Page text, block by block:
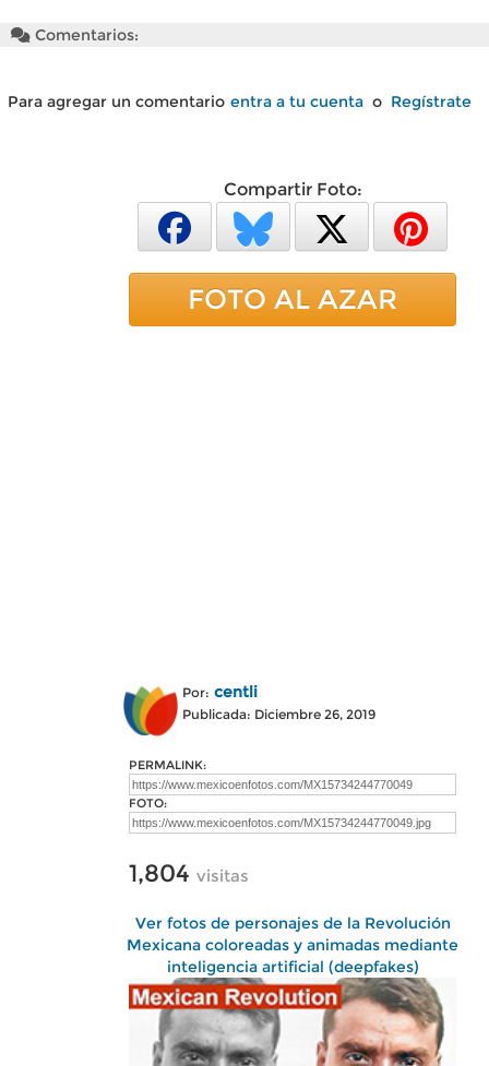
Comentarios:
Para agregar un comentario entra a tu cuenta o Regístrate
Compartir Foto:
FOTO AL AZAR
Por: centli
Publicada: Diciembre 26, 2019
PERMALINK:
FOTO:
1,804 visitas
Ver fotos de personajes de la Revolución
Mexicana coloreadas y animadas mediante
inteligencia artificial (deepfakes)